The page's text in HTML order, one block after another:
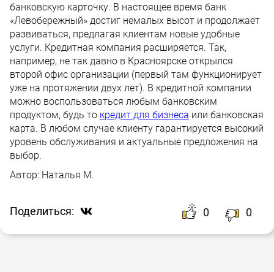
банковскую карточку. В настоящее время банк
«Левобережный» достиг немалых высот и продолжает
развиваться, предлагая клиентам новые удобные
услуги. Кредитная компания расширяется. Так,
например, не так давно в Красноярске открылся
второй офис организации (первый там функционирует
уже на протяжении двух лет). В кредитной компании
можно воспользоваться любым банковским
продуктом, будь то кредит для бизнеса или банковская
карта. В любом случае клиенту гарантируется высокий
уровень обслуживания и актуальные предложения на
выбор.
Автор: Наталья М.
Поделиться: 0 0